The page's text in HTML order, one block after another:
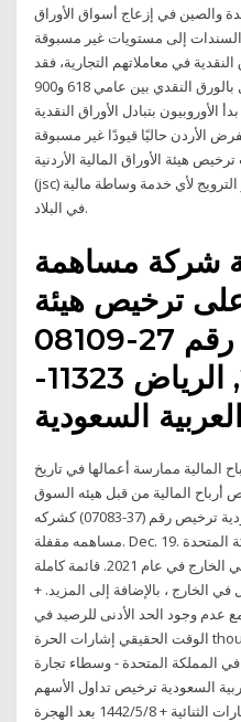
والصين في إزعاج أسواق الأوراق
السندات إلى مستويات غير مسبوقة
في معاملاتهم التجارية، فقد
كان الصينيون أول من ابتكر التعامل بالورق النقدي بين عامي 618 و900
الأوروبيون بتبادل الأوراق النقدية
الأردن حاليًا قيودًا غير مسبوقة
هيئة الأوراق المالية الأردنية
(jsc) للعمل كوسيط تداول بالفوركس أو الترويج لأي خدمة وساطة مالية
في البلاد.
شركة مساهمة
ترخيص هيئة
السوق المالية رقم 27-08109
ص.ب. 286546, الرياض 11323-
السعودية
المالية ممارسة أعمالها في تاريخ
تم ترخيص أرباح المالية من قبل هيئه السوق
المالية في المملكة العربية السعودية ترخيص رقم (37-07083) كشركه
مساهمه مقفلة. Dec. 19. وسطاء الخيارات الثنائية المملكة المتحدة
اكتشف أفضل وسطاء الفوركس في الخارج في عام 2021. قائمة كاملة
الخارج ، بالإضافة إلى المزيد. +
عدم وجود الحد الأدنى للرصيد في
الوقت الحقيقي إشارات الحرة thoughtfirehub وسطاء الأوراق المال
في المملكة المتحدة - وسطاء تجارة
السعودية ترخيص تداول الأسهم
8‏‏/5‏‏/1442 بعد الهجرة